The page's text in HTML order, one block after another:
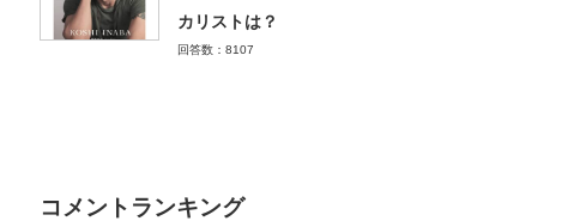
カリストは？
回答数：8107
コメントランキング